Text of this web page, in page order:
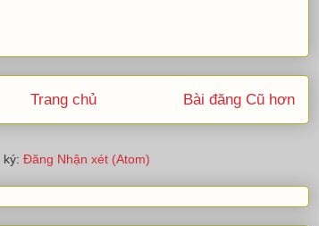
Bài đăng Cũ hơn
Trang chủ
Đăng Nhận xét (Atom)